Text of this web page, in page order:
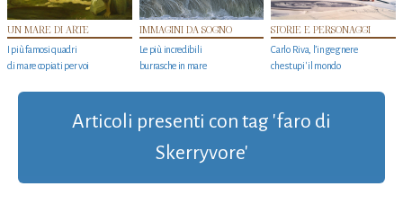
UN MARE DI ARTE
I più famosi quadri
di mare copiati per voi
IMMAGINI DA SOGNO
Le più incredibili
burrasche in mare
STORIE E PERSONAGGI
Carlo Riva, l’ingegnere
che stupi' il mondo
Articoli presenti con tag 'faro di
Skerryvore'